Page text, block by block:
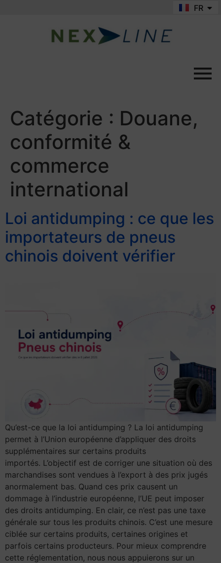
FR
EN
Catégorie : Douane,
conformité &
commerce
international
Loi antidumping : ce que les
importateurs de pneus
chinois doivent vérifier
Qu’est-ce que la loi antidumping ? La loi antidumping
permet à l’Union européenne d’appliquer des droits
supplémentaires sur certains produits
importés. L’objectif est de corriger une situation où des
marchandises sont vendues à l’export à des prix jugés
anormalement bas. Quand ces prix causent un
dommage à l’industrie européenne, l’UE peut imposer
des droits antidumping. En clair, ce n’est pas une taxe
générale sur tous les produits chinois. C’est une mesure
ciblée sur certains produits, certaines origines et
parfois certains producteurs. Pour mieux comprendre
cette réglementation, nous nous appuierons sur un